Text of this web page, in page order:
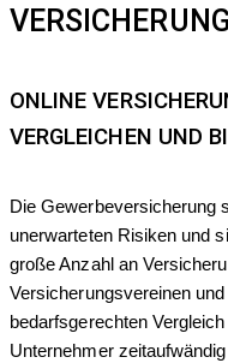
ONLINE
VERGLEICHEN UND
Die Gewerbeversicherung
unerwarteten Risiken und
große Anzahl an
Versicherungsvereinen
bedarfsgerechten
Unternehmer